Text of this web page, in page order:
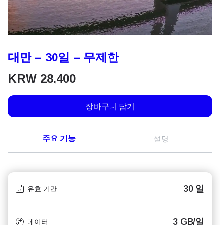
대만 – 30일 – 무제한
KRW 28,400
장바구니 담기
주요 기능 설명
유효 기간 30 일
데이터 3 GB/일